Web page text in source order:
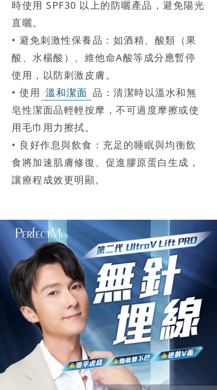
時使用 SPF30 以上的防曬產品，避免陽光
直曬。
• 避免刺激性保養品：如酒精、酸類（果
酸、水楊酸）、維他命A酸等成分應暫停
使用，以防刺激皮膚。
• 使用 溫和潔面 品：清潔時以溫水和無
皂性潔面品輕輕按摩，不可過度摩擦或使
用毛巾用力擦拭。
• 良好作息與飲食：充足的睡眠與均衡飲
食將加速肌膚修復、促進膠原蛋白生成，
讓療程成效更明顯。